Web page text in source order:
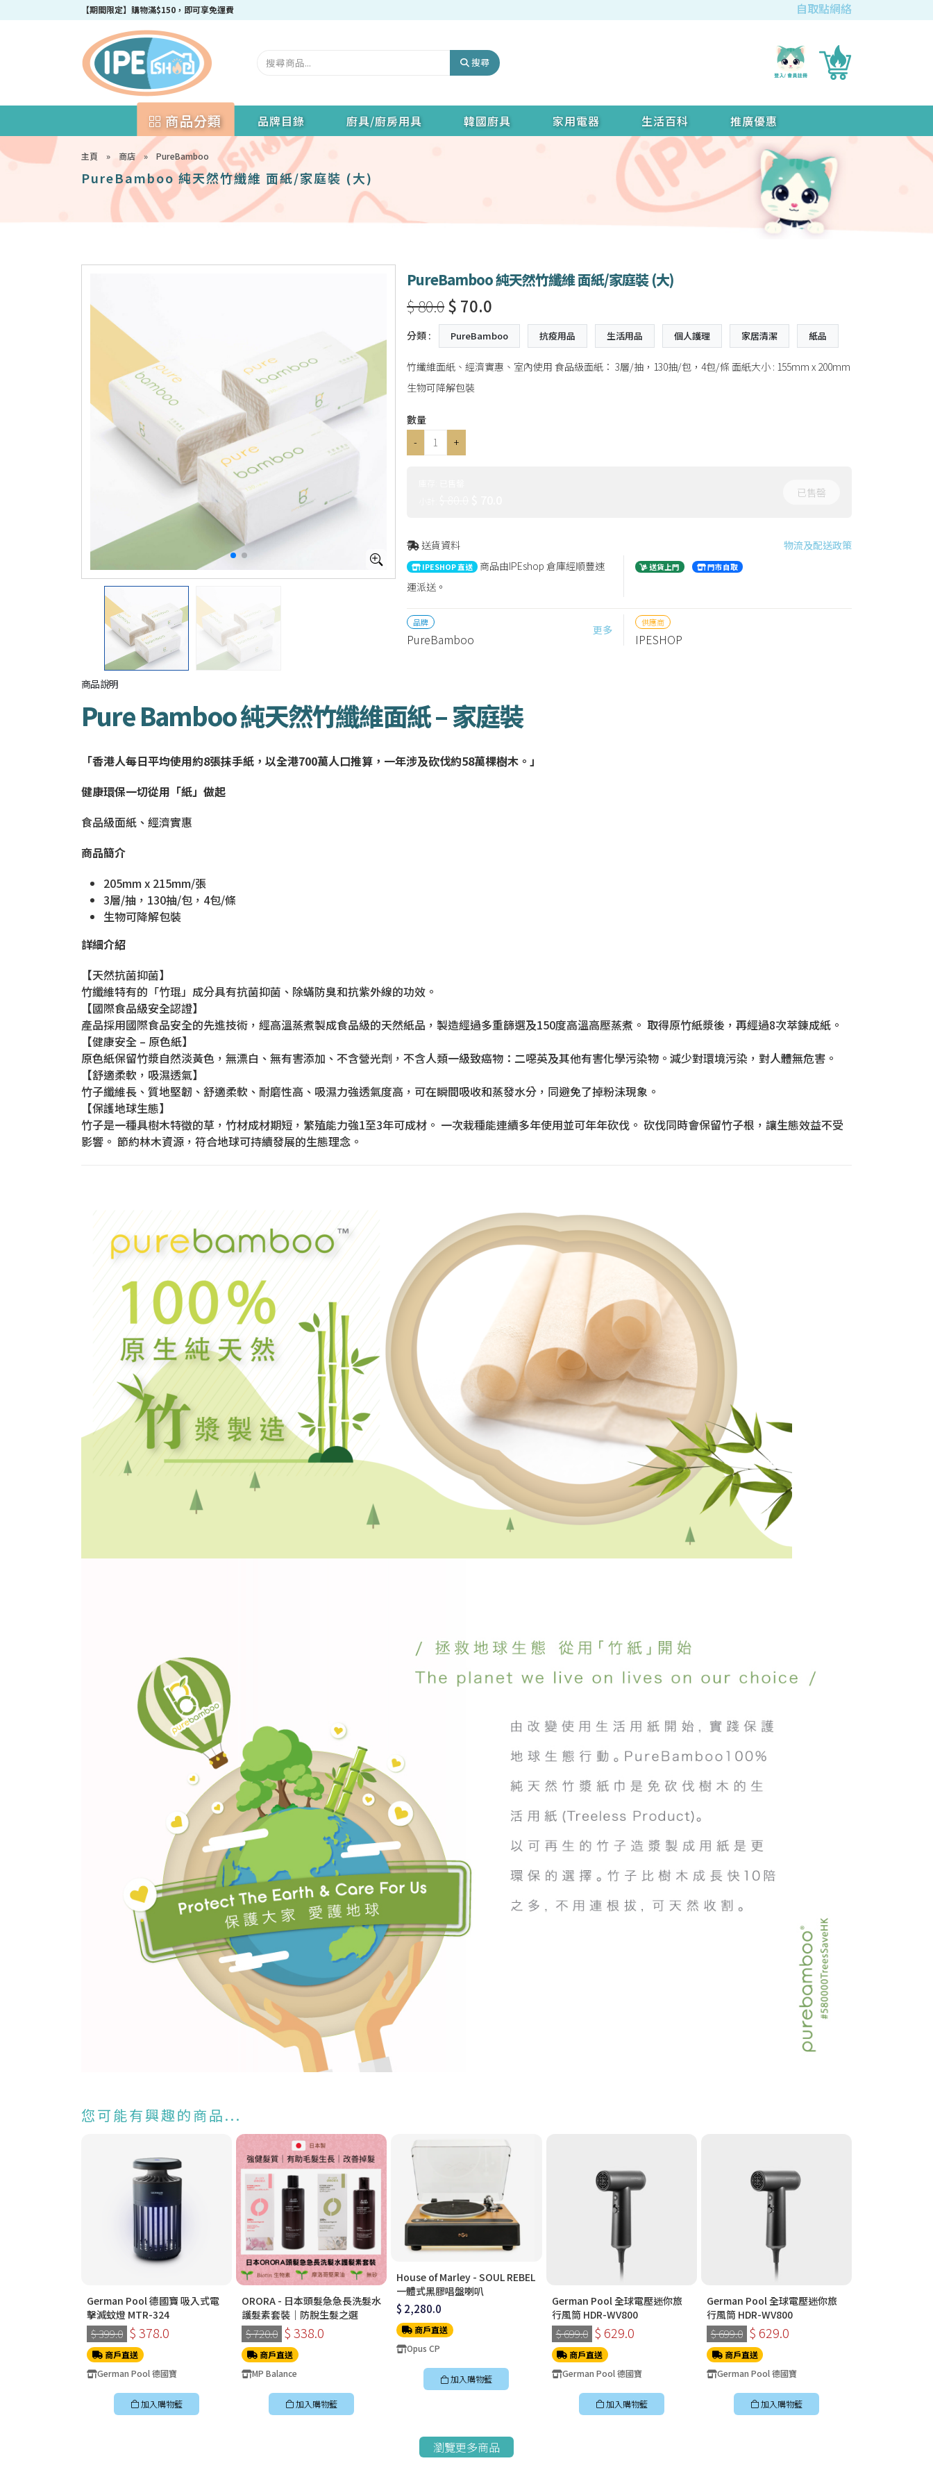
成為IPEshop會員，新會員即可獲得迎新$50購物優惠碼！ 自取點網絡
搜尋
商品分類 品牌目錄 廚具/廚房用具 韓國廚具 家用電器 生活百科 推廣優惠
主頁 » 商店» PureBamboo
PureBamboo 純天然竹纖維 面紙/家庭裝 (大)
PureBamboo 純天然竹纖維 面紙/家庭裝 (大)
$ 80.0$ 70.0
分類 : PureBamboo 抗疫用品 生活用品 個人護理 家居清潔 紙品
竹纖維面紙、經濟實惠、室內使用 食品級面紙： 3層/抽，130抽/包，4包/條 面紙大小 : 155mm x 200mm
生物可降解包裝
數量
-
+
已售罄
送貨資料 物流及配送政策
IPESHOP 直送 商品由IPEshop 倉庫經順豐速
運派送。
送貨上門 門市自取
品牌
PureBamboo
更多
供應商
IPESHOP
商品說明
Pure Bamboo 純天然竹纖維面紙 – 家庭裝
「香港人每日平均使用約8張抹手紙，以全港700萬人口推算，一年涉及砍伐約58萬棵樹木。」
健康環保一切從用「紙」做起
食品級面紙、經濟實惠
商品簡介
205mm x 215mm/張
3層/抽，130抽/包，4包/條
生物可降解包裝
詳細介紹
【天然抗菌抑菌】
竹纖維特有的「竹琨」成分具有抗菌抑菌、除蟎防臭和抗紫外線的功效。
【國際食品級安全認證】
產品採用國際食品安全的先進技術，經高溫蒸煮製成食品級的天然紙品，製造經過多重篩選及150度高溫高壓蒸煮。 取得原竹紙漿後，再經過8次萃錬成紙。
【健康安全 – 原色紙】
原色紙保留竹漿自然淡黃色，無漂白、無有害添加、不含營光劑，不含人類一級致癌物：二噁英及其他有害化學污染物。減少對環境污染，對人體無危害。
【舒適柔軟，吸濕透氣】
竹子纖維長、質地堅韌、舒適柔軟、耐磨性高、吸濕力強透氣度高，可在瞬間吸收和蒸發水分，同避免了掉粉沬現象。
【保護地球生態】
竹子是一種具樹木特徵的草，竹材成材期短，繁殖能力強1至3年可成材。 一次栽種能連續多年使用並可年年砍伐。 砍伐同時會保留竹子根，讓生態效益不受
影響。 節約林木資源，符合地球可持續發展的生態理念。
您可能有興趣的商品...
German Pool 德國寶 吸入式電
擊滅蚊燈 MTR-324
$ 399.0 $ 378.0
商戶直送
German Pool 德國寶
加入購物籃
ORORA - 日本頭髮急急長洗髮水
護髮素套裝｜防脫生髮之選
$ 720.0 $ 338.0
商戶直送
MP Balance
加入購物籃
House of Marley - SOUL REBEL
一體式黑膠唱盤喇叭
$ 2,280.0
商戶直送
Opus CP
加入購物籃
German Pool 全球電壓迷你旅
行風筒 HDR-WV800
$ 699.0 $ 629.0
商戶直送
German Pool 德國寶
加入購物籃
German Pool 全球電壓迷你旅
行風筒 HDR-WV800
$ 699.0 $ 629.0
商戶直送
German Pool 德國寶
加入購物籃
瀏覽更多商品